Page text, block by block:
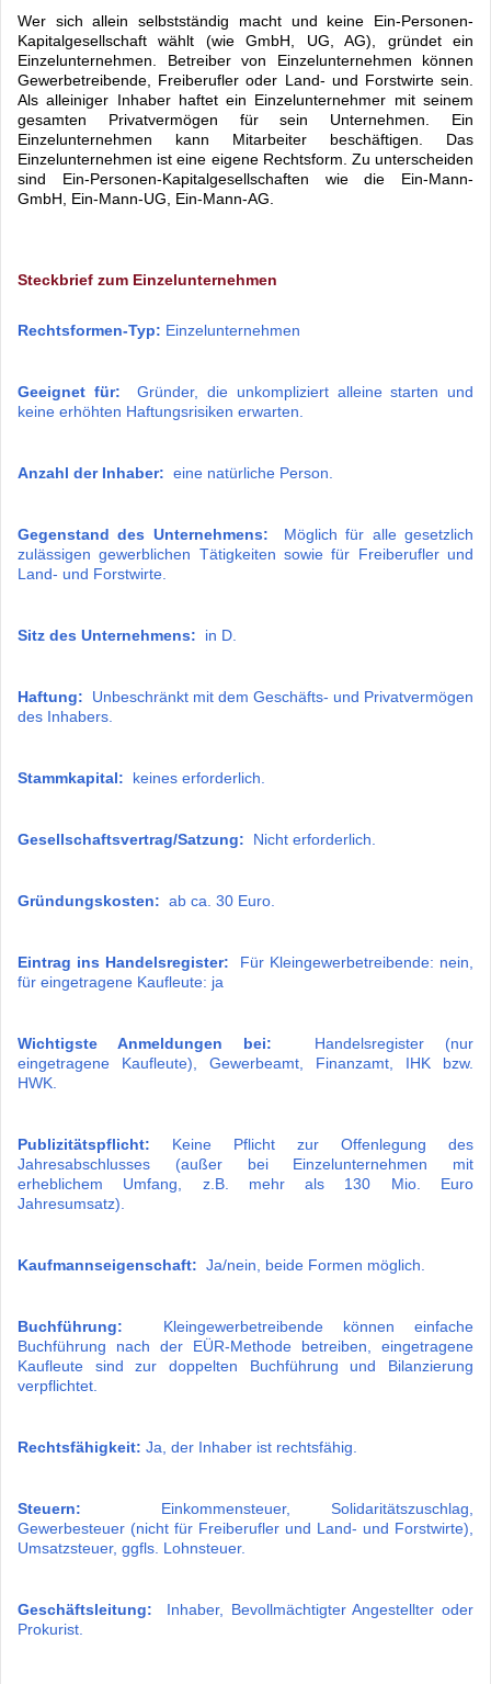
Wer sich allein selbstständig macht und keine Ein-Personen-
Kapitalgesellschaft wählt (wie GmbH, UG, AG), gründet ein
Einzelunternehmen. Betreiber von Einzelunternehmen können
Gewerbetreibende, Freiberufler oder Land- und Forstwirte sein.
Als alleiniger Inhaber haftet ein Einzelunternehmer mit seinem
gesamten Privatvermögen für sein Unternehmen. Ein
Einzelunternehmen kann Mitarbeiter beschäftigen. Das
Einzelunternehmen ist eine eigene Rechtsform. Zu unterscheiden
sind Ein-Personen-Kapitalgesellschaften wie die Ein-Mann-
GmbH, Ein-Mann-UG, Ein-Mann-AG.
Steckbrief zum Einzelunternehmen
Rechtsformen-Typ: Einzelunternehmen
Geeignet für: Gründer, die unkompliziert alleine starten und
keine erhöhten Haftungsrisiken erwarten.
Anzahl der Inhaber: eine natürliche Person.
Gegenstand des Unternehmens: Möglich für alle gesetzlich
zulässigen gewerblichen Tätigkeiten sowie für Freiberufler und
Land- und Forstwirte.
Sitz des Unternehmens: in D.
Haftung: Unbeschränkt mit dem Geschäfts- und Privatvermögen
des Inhabers.
Stammkapital: keines erforderlich.
Gesellschaftsvertrag/Satzung: Nicht erforderlich.
Gründungskosten: ab ca. 30 Euro.
Eintrag ins Handelsregister: Für Kleingewerbetreibende: nein,
für eingetragene Kaufleute: ja
Wichtigste Anmeldungen bei: Handelsregister (nur
eingetragene Kaufleute), Gewerbeamt, Finanzamt, IHK bzw.
HWK.
Publizitätspflicht: Keine Pflicht zur Offenlegung des
Jahresabschlusses (außer bei Einzelunternehmen mit
erheblichem Umfang, z.B. mehr als 130 Mio. Euro
Jahresumsatz).
Kaufmannseigenschaft: Ja/nein, beide Formen möglich.
Buchführung: Kleingewerbetreibende können einfache
Buchführung nach der EÜR-Methode betreiben, eingetragene
Kaufleute sind zur doppelten Buchführung und Bilanzierung
verpflichtet.
Rechtsfähigkeit: Ja, der Inhaber ist rechtsfähig.
Steuern: Einkommensteuer, Solidaritätszuschlag,
Gewerbesteuer (nicht für Freiberufler und Land- und Forstwirte),
Umsatzsteuer, ggfls. Lohnsteuer.
Geschäftsleitung: Inhaber, Bevollmächtigter Angestellter oder
Prokurist.